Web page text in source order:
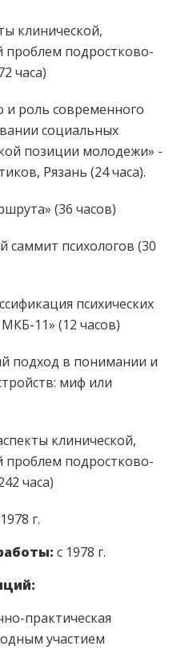
клинической,
проблем подростково-
часа)
и роль современного
социальных
позиции молодежи» -
Рязань (24 часа).
(36 часов)
саммит психологов (30
психических
11» (12 часов)
подход в понимании и
миф или
клинической,
проблем подростково-
часа)
г.
с 1978 г.
практическая
участием